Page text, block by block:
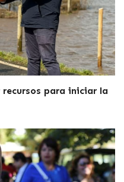
recursos para iniciar la